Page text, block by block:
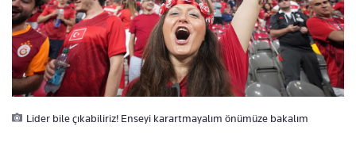
Lider bile çıkabiliriz! Enseyi karartmayalım önümüze bakalım